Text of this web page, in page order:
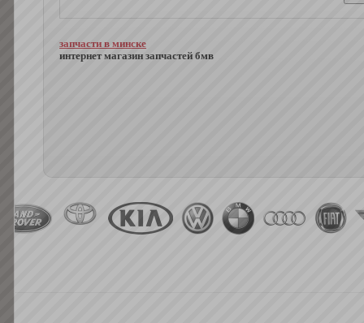
запчасти в минске
интернет магазин запчастей бмв